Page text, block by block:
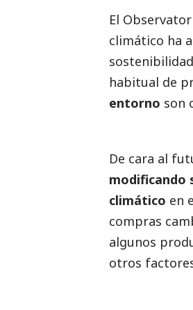
El
climático ha
habitual de
entorno son
De cara al
modificando
climático en
compras
algunos
otros